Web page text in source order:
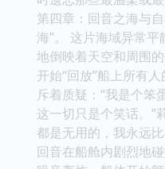
第四章：回音之海与
海”。 这片海域异常
地倒映着天空和周围
开始“回放”船上所有
斥着质疑：“我是个笨
这一切只是个笑话。”
都是无用的，我永远
回音在船舱内剧烈地